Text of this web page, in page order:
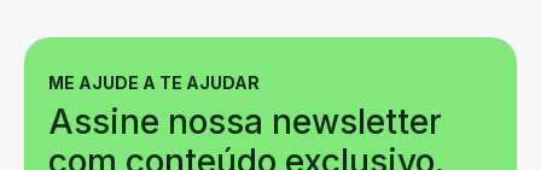
ME AJUDE A TE AJUDAR
Assine nossa newsletter
com conteúdo exclusivo.